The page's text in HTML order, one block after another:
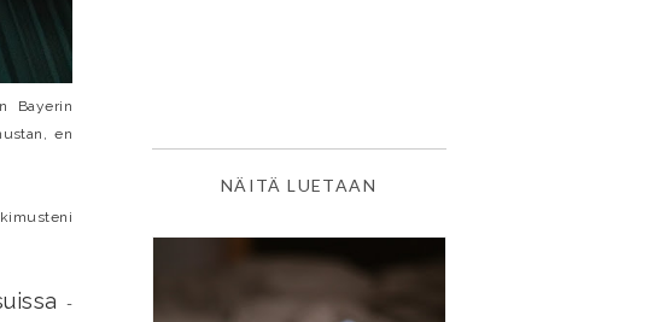
Bayerin
en
-
NÄITÄ LUETAAN